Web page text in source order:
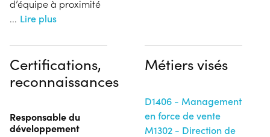
d’équipe à proximité
... Lire plus
Certifications,
reconnaissances
Responsable du
développement
Métiers visés
D1406 - Management
en force de vente
M1302 - Direction de